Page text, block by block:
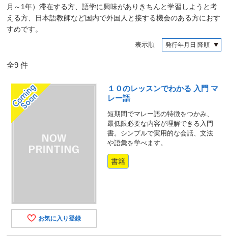
月～1年）滞在する方、語学に興味がありきちんと学習しようと考
える方、日本語教師など国内で外国人と接する機会のある方におす
すめです。
表示順
全9 件
お気に入り登録
１０のレッスンでわかる 入門 マ
レー語
短期間でマレー語の特徴をつかみ、
最低限必要な内容が理解できる入門
書。シンプルで実用的な会話、文法
や語彙を学べます。
書籍